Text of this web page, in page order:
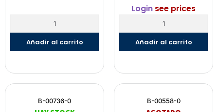
Añadir al carrito
Login see prices
Añadir al carrito
B-00736-0 B-00558-0